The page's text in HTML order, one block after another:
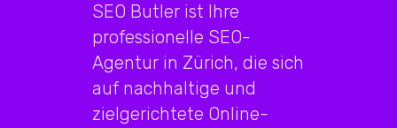
SEO Butler ist Ihre
professionelle SEO-
Agentur in Zürich, die sich
auf nachhaltige und
zielgerichtete Online-